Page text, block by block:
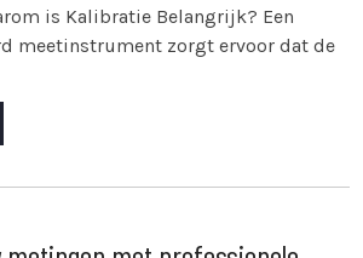
is Kalibratie Belangrijk? Een
meetinstrument zorgt ervoor dat de